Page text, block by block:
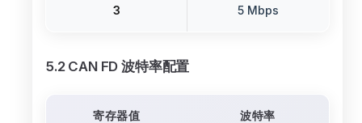
3 5 Mbps
5.2 CAN FD 波特率配置
寄存器值 波特率